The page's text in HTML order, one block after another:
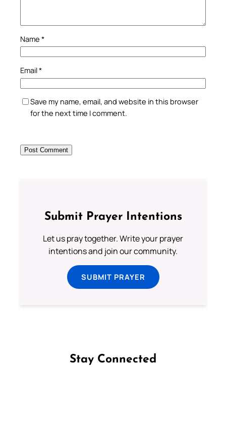
Name *
Email*
Save my name, email, and website in this browser
for the next time I comment.
Submit Prayer Intentions
Let us pray together. Write your prayer
intentions and join our community.
SUBMIT PRAYER
Stay Connected